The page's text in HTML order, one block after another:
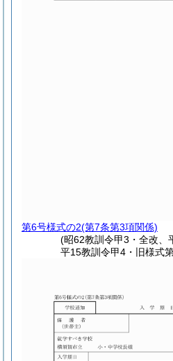
第6号様式の2(第7条第3項関係)
(昭62教訓令甲3・全改、
平15教訓令甲4・旧様式